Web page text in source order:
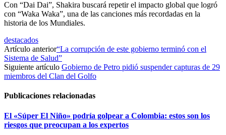
Con “Dai Dai”, Shakira buscará repetir el impacto global que logró
con “Waka Waka”, una de las canciones más recordadas en la
historia de los Mundiales.
destacados
Artículo anterior“La corrupción de este gobierno terminó con el
Sistema de Salud”
Siguiente artículo Gobierno de Petro pidió suspender capturas de 29
miembros del Clan del Golfo
Publicaciones relacionadas
El «Súper El Niño» podría golpear a Colombia: estos son los
riesgos que preocupan a los expertos